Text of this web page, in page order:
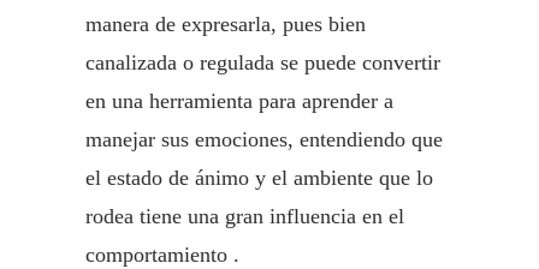
manera de expresarla, pues bien
canalizada o regulada se puede convertir
en una herramienta para aprender a
manejar sus emociones, entendiendo que
el estado de ánimo y el ambiente que lo
rodea tiene una gran influencia en el
comportamiento .